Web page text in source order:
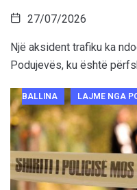
27/07/2026
Një aksident trafiku ka
Podujevës, ku është
BALLINA LAJME NGA